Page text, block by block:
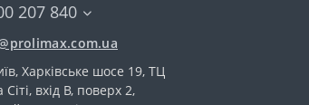
207 840
Харківське шосе 19, ТЦ
вхід В, поверх 2,